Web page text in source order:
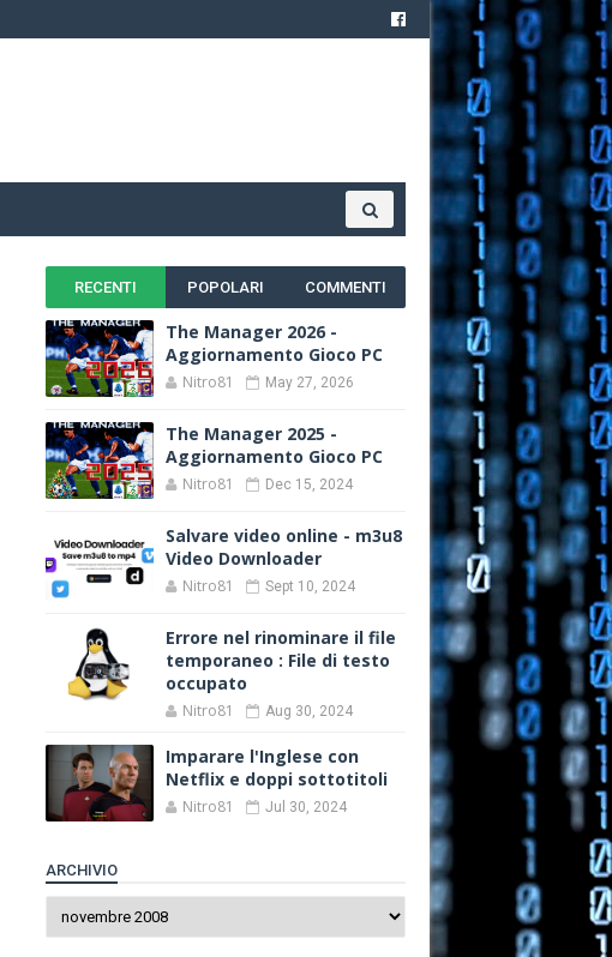
RECENTI POPOLARI COMMENTI
The Manager 2026 -
Aggiornamento Gioco PC
Nitro81 May 27, 2026
The Manager 2025 -
Aggiornamento Gioco PC
Nitro81 Dec 15, 2024
Salvare video online - m3u8
Video Downloader
Nitro81 Sept 10, 2024
Errore nel rinominare il file
temporaneo : File di testo
occupato
Nitro81 Aug 30, 2024
Imparare l'Inglese con
Netflix e doppi sottotitoli
Nitro81 Jul 30, 2024
ARCHIVIO